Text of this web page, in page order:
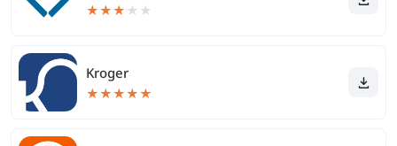
★★★ ★ ★
Kroger
★★★★★